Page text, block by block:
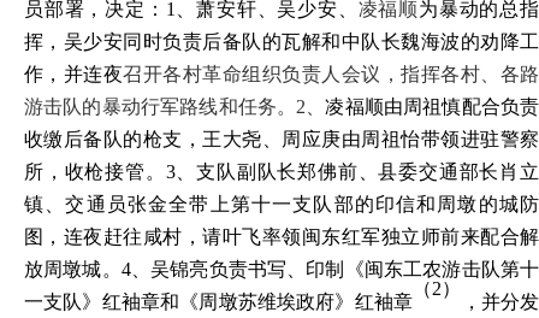
员部署，决定： 1、萧安轩、吴少安、 凌福顺为暴动的总指
挥，吴少安同时负责后备队的瓦解和中队长魏海波的劝降工
作，并连夜召开各村革命组织负责人会议，指挥各村、各路
游击队的暴动行军路线和任务。 2、凌福顺由周祖慎配合负责
收缴后备队的枪支，王大尧、周应庚由周祖怡带领进驻警察
所，收枪接管。 3、支队副队长郑佛前、县委交通部长肖立
镇、交通员张金全带上第十一支队部的印信和周墩的城防
图，连夜赶往咸村，请叶飞率领闽东红军独立师前来配合解
放周墩城。4、吴锦亮负责书写、印制《闽东工农游击队第十
一支队》红袖章和《周墩苏维埃政府》红袖章
（2）
，并分发